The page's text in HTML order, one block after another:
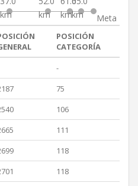
km
km
kmkm
Meta
POSICIÓN
CATEGORÍA
-
75
106
111
118
118